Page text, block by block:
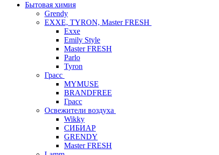
Бытовая химия
Grendy
EXXE, TYRON, Master FRESH
Exxe
Emily Style
Master FRESH
Parlo
Tyron
Грасс
MYMUSE
BRANDFREE
Грасс
Освежители воздуха
Wikky
СИБИАР
GRENDY
Master FRESH